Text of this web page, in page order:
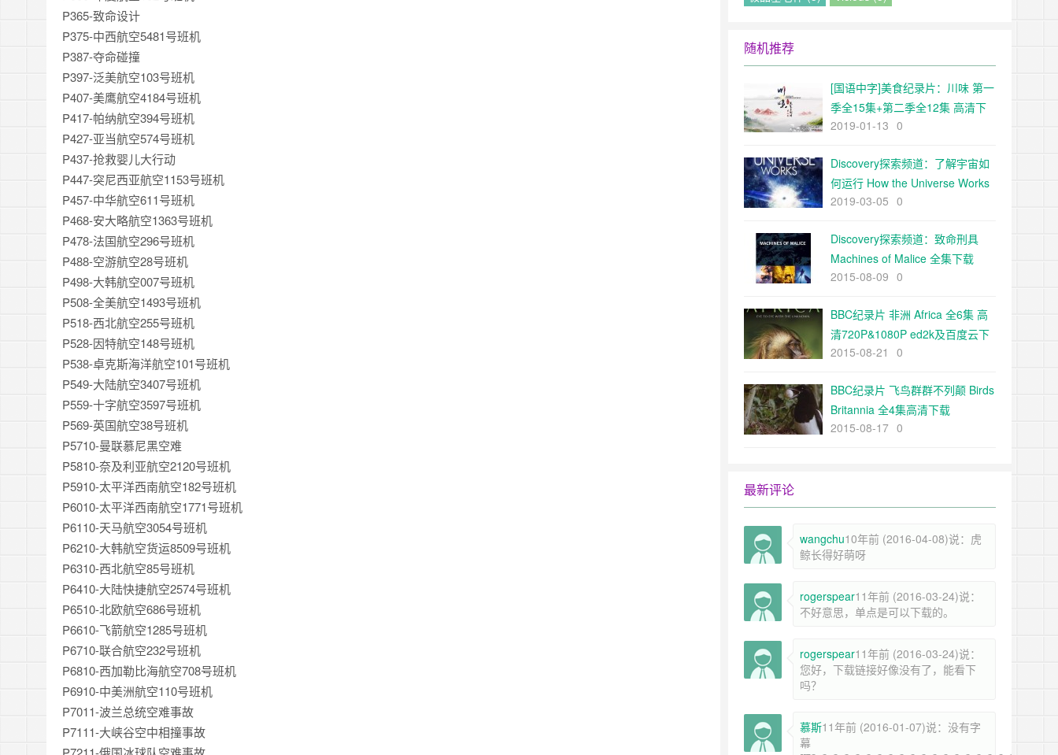
P365-致命设计
P375-中西航空5481号班机
P387-夺命碰撞
P397-泛美航空103号班机
P407-美鹰航空4184号班机
P417-帕纳航空394号班机
P427-亚当航空574号班机
P437-抢救婴儿大行动
P447-突尼西亚航空1153号班机
P457-中华航空611号班机
P468-安大略航空1363号班机
P478-法国航空296号班机
P488-空游航空28号班机
P498-大韩航空007号班机
P508-全美航空1493号班机
P518-西北航空255号班机
P528-因特航空148号班机
P538-卓克斯海洋航空101号班机
P549-大陆航空3407号班机
P559-十字航空3597号班机
P569-英国航空38号班机
P5710-曼联慕尼黑空难
P5810-奈及利亚航空2120号班机
P5910-太平洋西南航空182号班机
P6010-太平洋西南航空1771号班机
P6110-天马航空3054号班机
P6210-大韩航空货运8509号班机
P6310-西北航空85号班机
P6410-大陆快捷航空2574号班机
P6510-北欧航空686号班机
P6610-飞箭航空1285号班机
P6710-联合航空232号班机
P6810-西加勒比海航空708号班机
P6910-中美洲航空110号班机
P7011-波兰总统空难事故
P7111-大峡谷空中相撞事故
随机推荐
[国语中字]美食纪录片：川味 第一
季全15集+第二季全12集 高清下
载
2019-01-13 0
Discovery探索频道：了解宇宙如
何运行 How the Universe Works
第一季全8集高清下载
2019-03-05 0
Discovery探索频道：致命刑具
Machines of Malice 全集下载
2015-08-09 0
BBC纪录片 非洲 Africa 全6集 高
清720P&1080P ed2k及百度云下
载
2015-08-21 0
BBC纪录片 飞鸟群群不列颠 Birds
Britannia 全4集高清下载
2015-08-17 0
最新评论
wangchu10年前 (2016-04-08)说：虎
鲸长得好萌呀
rogerspear11年前 (2016-03-24)说：
不好意思，单点是可以下载的。
rogerspear11年前 (2016-03-24)说：
您好，下载链接好像没有了，能看下
吗？
慕斯11年前 (2016-01-07)说：没有字
幕